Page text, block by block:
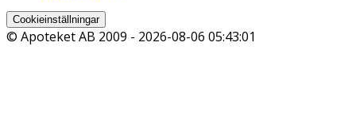
Cookieinställningar
© Apoteket AB 2009 - 2026-08-06 05:43:01